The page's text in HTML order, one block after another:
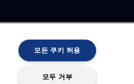
모든 쿠키 허용
모두 거부